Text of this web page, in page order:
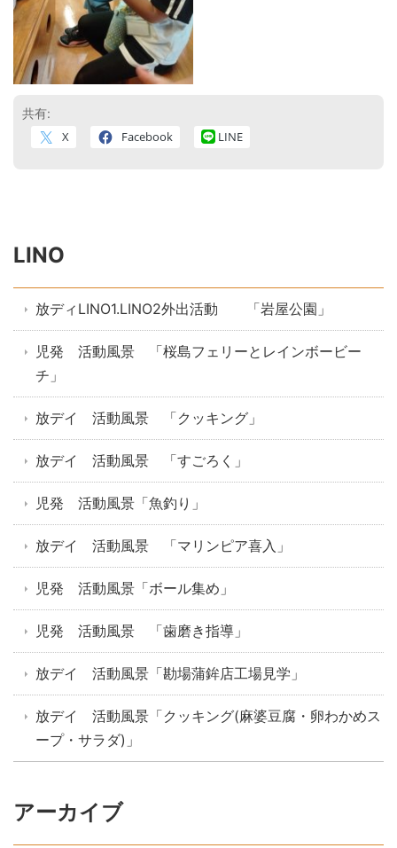
共有:
X Facebook LINE
LINO
放ディLINO1.LINO2外出活動 「岩屋公園」
児発 活動風景 「桜島フェリーとレインボービー
チ」
放デイ 活動風景 「クッキング」
放デイ 活動風景 「すごろく」
児発 活動風景「魚釣り」
放デイ 活動風景 「マリンピア喜入」
児発 活動風景「ボール集め」
児発 活動風景 「歯磨き指導」
放デイ 活動風景「勘場蒲鉾店工場見学」
放デイ 活動風景「クッキング(麻婆豆腐・卵わかめス
ープ・サラダ)」
アーカイブ